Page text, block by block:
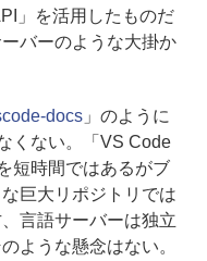
」を活用したものだ
バーのような大掛か
docs」のように
くない。「VS Code
短時間ではあるがブ
巨大リポジトリでは
言語サーバーは独立
ような懸念はない。